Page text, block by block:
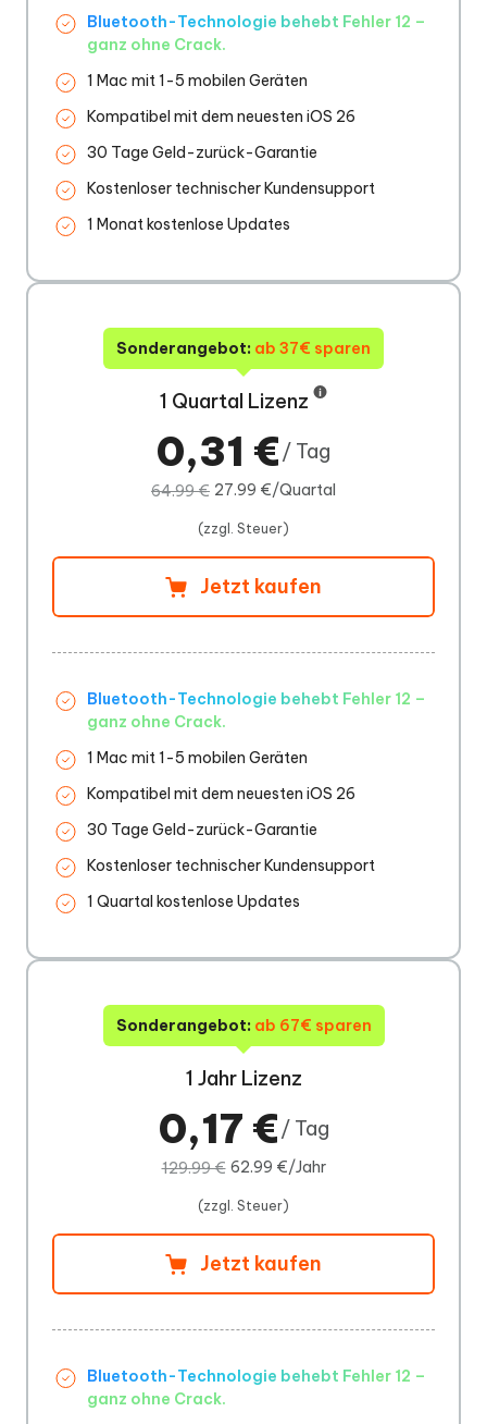
Bluetooth-Technologie behebt Fehler 12 –
ganz ohne Crack.
1 Mac mit 1-5 mobilen Geräten
Kompatibel mit dem neuesten iOS 26
30 Tage Geld-zurück-Garantie
Kostenloser technischer Kundensupport
1 Monat kostenlose Updates
Sonderangebot: ab 37€ sparen
1 Quartal Lizenz
0,31 € / Tag
64.99 € 27.99 €/Quartal
(zzgl. Steuer)
Jetzt kaufen
Bluetooth-Technologie behebt Fehler 12 –
ganz ohne Crack.
1 Mac mit 1-5 mobilen Geräten
Kompatibel mit dem neuesten iOS 26
30 Tage Geld-zurück-Garantie
Kostenloser technischer Kundensupport
1 Quartal kostenlose Updates
Sonderangebot: ab 67€ sparen
1 Jahr Lizenz
0,17 € / Tag
129.99 € 62.99 €/Jahr
(zzgl. Steuer)
Jetzt kaufen
Bluetooth-Technologie behebt Fehler 12 –
ganz ohne Crack.